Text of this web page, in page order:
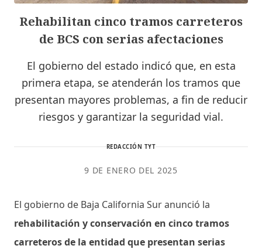
Rehabilitan cinco tramos carreteros
de BCS con serias afectaciones
El gobierno del estado indicó que, en esta
primera etapa, se atenderán los tramos que
presentan mayores problemas, a fin de reducir
riesgos y garantizar la seguridad vial.
REDACCIÓN TYT
9 DE ENERO DEL 2025
El gobierno de Baja California Sur anunció la
rehabilitación y conservación en cinco tramos
carreteros de la entidad que presentan serias